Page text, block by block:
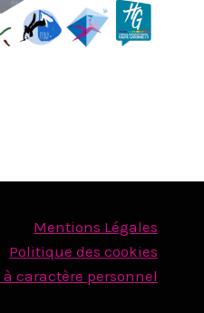
Mentions Légales
Politique des cookies
caractère personnel